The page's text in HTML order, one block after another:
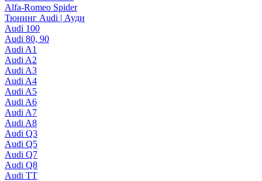
Alfa-Romeo Spider
Тюнинг Audi | Ауди
Audi 100
Audi 80, 90
Audi A1
Audi A2
Audi A3
Audi A4
Audi A5
Audi A6
Audi A7
Audi A8
Audi Q3
Audi Q5
Audi Q7
Audi Q8
Audi TT